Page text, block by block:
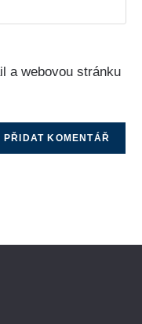
a webovou stránku